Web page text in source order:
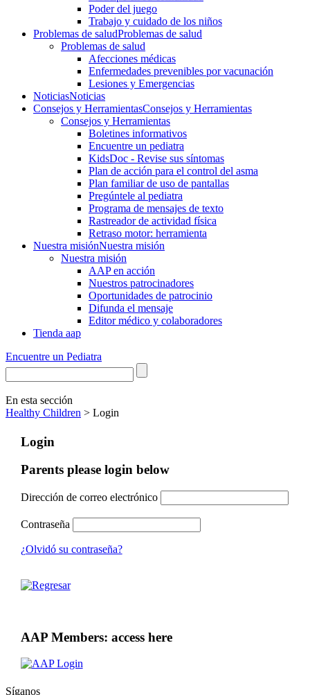
Poder del juego
Trabajo y cuidado de los niños
Problemas de saludProblemas de salud
Problemas de salud
Afecciones médicas
Enfermedades prevenibles por vacunación
Lesiones y Emergencias
NoticiasNoticias
Consejos y HerramientasConsejos y Herramientas
Consejos y Herramientas
Boletines informativos
Encuentre un pediatra
KidsDoc - Revise sus síntomas
Plan de acción para el control del asma
Plan familiar de uso de pantallas
Pregúntele al pediatra
Programa de mensajes de texto
Rastre​​ador de activida​d física
Retraso motor: herramienta
Nuestra misiónNuestra misión
Nuestra misión
AAP en acción
Nuestros patrocinadores
Oportunidades de patrocinio
Difunda el mensaje
Editor médico y colaboradores
Tienda aap
Encuentre un Pediatra
En esta sección
Healthy Children > Login
Login
Parents please login below
Dirección de correo electrónico
Contraseña
¿Olvidó su contraseña?
AAP Members: access here
Síganos